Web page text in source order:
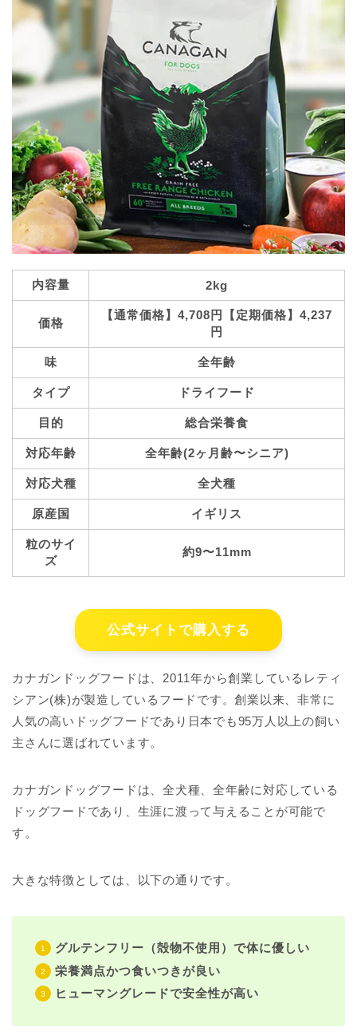
内容量 2kg
価格
【通常価格】4,708円【定期価格】4,237
円
味 全年齢
タイプ ドライフード
目的 総合栄養食
対応年齢 全年齢(2ヶ月齢〜シニア)
対応犬種 全犬種
原産国 イギリス
粒のサイ
ズ
約9〜11mm
公式サイトで購入する
カナガンドッグフードは、2011年から創業しているレティ
シアン(株)が製造しているフードです。創業以来、非常に
人気の高いドッグフードであり日本でも95万人以上の飼い
主さんに選ばれています。
カナガンドッグフードは、全犬種、全年齢に対応している
ドッグフードであり、生涯に渡って与えることが可能で
す。
大きな特徴としては、以下の通りです。
グルテンフリー（殻物不使用）で体に優しい
栄養満点かつ食いつきが良い
ヒューマングレードで安全性が高い